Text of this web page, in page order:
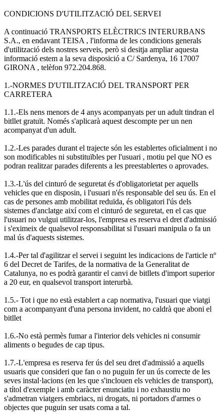
CONDICIONS D'UTILITZACIÓ DEL SERVEI
A continuació TRANSPORTS ELÈCTRICS INTERURBANS
S.A., en endavant TEISA , l'informa de les condicions generals
d'utilització dels nostres serveis, però si desitja ampliar aquesta
informació estem a la seva disposició a C/ Sardenya, 16 17007
GIRONA , telèfon 972.204.868.
1.-NORMES D'UTILITZACIÓ DEL TRANSPORT PER
CARRETERA
1.1.-Els nens menors de 4 anys acompanyats per un adult tindran el
bitllet gratuït. Només s'aplicarà aquest descompte per un nen
acompanyat d'un adult.
1.2.-Les parades durant el trajecte són les establertes oficialment i no
son modificables ni substituïbles per l'usuari , motiu pel que NO es
podran realitzar parades diferents a les preestablertes o aprovades.
1.3.-L'ús del cinturó de seguretat és d'obligatorietat per aquells
vehicles que en disposin, i l'usuari n'és responsable del seu ús. En el
cas de persones amb mobilitat reduïda, és obligatori l'ús dels
sistemes d'anclatge així com el cinturó de seguretat, en el cas que
l'usuari no vulgui utilitzar-los, l'empresa es reserva el dret d'admissió
i s'eximeix de qualsevol responsabilitat si l'usuari manipula o fa un
mal ús d'aquests sistemes.
1.4.-Per tal d'agilitzar el servei i seguint les indicacions de l'article nº
6 del Decret de Tarifes, de la normativa de la Generalitat de
Catalunya, no es podrà garantir el canvi de bitllets d'import superior
a 20 eur, en qualsevol transport interurbà.
1.5.- Tot i que no està establert a cap normativa, l'usuari que viatgi
com a acompanyant d'una persona invident, no caldrà que aboni el
bitllet
1.6.-No està permès fumar a l'interior dels vehicles ni consumir
aliments o begudes de cap tipus.
1.7.-L'empresa es reserva fer ús del seu dret d'admissió a aquells
usuaris que consideri que fan o no puguin fer un ús correcte de les
seves instal·lacions (en les que s'inclouen els vehicles de transport),
a títol d'exemple i amb caràcter enunciatiu i no exhaustiu no
s'admetran viatgers embriacs, ni drogats, ni portadors d'armes o
objectes que puguin ser usats coma a tal.